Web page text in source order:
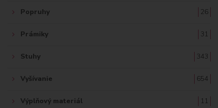
Popruhy 26
Prámiky 31
Stuhy 343
Vyšívanie 654
Výplňový materiál 11